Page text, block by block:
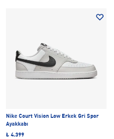
Nike Court Vision Low Erkek Gri Spor
Ayakkabı
₺ 4.399